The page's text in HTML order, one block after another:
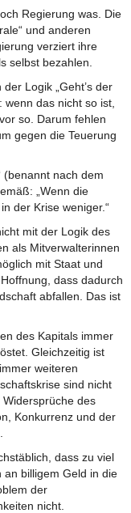
Regierung was. Die
und anderen
verziert ihre
selbst bezahlen.
Logik „Geht’s der
wenn das nicht so ist,
so. Darum fehlen
gegen die Teuerung
(benannt nach dem
„Wenn die
der Krise weniger.“
mit der Logik des
als Mitverwalterinnen
mit Staat und
dass dadurch
abfallen. Das ist
des Kapitals immer
Gleichzeitig ist
weiteren
sind nicht
des
Konkurrenz und der
dass zu viel
billigem Geld in die
der
nicht.